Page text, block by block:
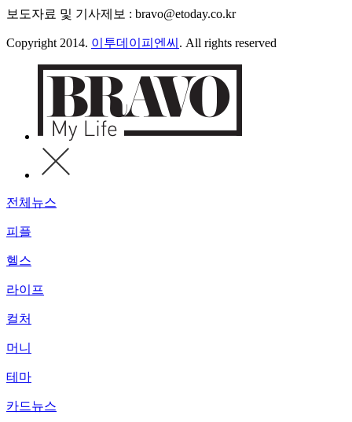
보도자료 및 기사제보 : bravo@etoday.co.kr
Copyright 2014. 이투데이피엔씨 . All rights reserved
전체뉴스
피플
헬스
라이프
컬처
머니
테마
카드뉴스